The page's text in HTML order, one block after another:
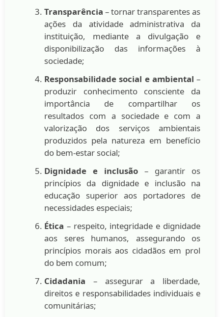
Transparência – tornar transparentes as
ações da atividade administrativa da
instituição, mediante a divulgação e
disponibilização das informações à
sociedade;
Responsabilidade social e ambiental –
produzir conhecimento consciente da
importância de compartilhar os
resultados com a sociedade e com a
valorização dos serviços ambientais
produzidos pela natureza em benefício
do bem-estar social;
Dignidade e inclusão – garantir os
princípios da dignidade e inclusão na
educação superior aos portadores de
necessidades especiais;
Ética – respeito, integridade e dignidade
aos seres humanos, assegurando os
princípios morais aos cidadãos em prol
do bem comum;
Cidadania – assegurar a liberdade,
direitos e responsabilidades individuais e
comunitárias;